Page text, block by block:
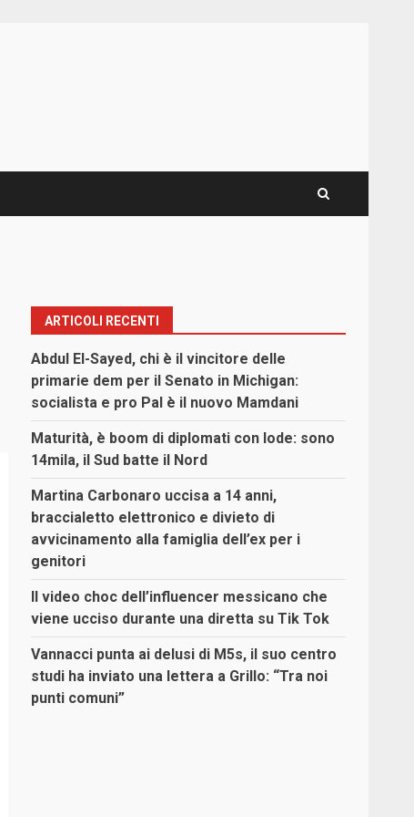
ARTICOLI RECENTI
Abdul El-Sayed, chi è il vincitore delle
primarie dem per il Senato in Michigan:
socialista e pro Pal è il nuovo Mamdani
Maturità, è boom di diplomati con lode: sono
14mila, il Sud batte il Nord
Martina Carbonaro uccisa a 14 anni,
braccialetto elettronico e divieto di
avvicinamento alla famiglia dell’ex per i
genitori
Il video choc dell’influencer messicano che
viene ucciso durante una diretta su Tik Tok
Vannacci punta ai delusi di M5s, il suo centro
studi ha inviato una lettera a Grillo: “Tra noi
punti comuni”